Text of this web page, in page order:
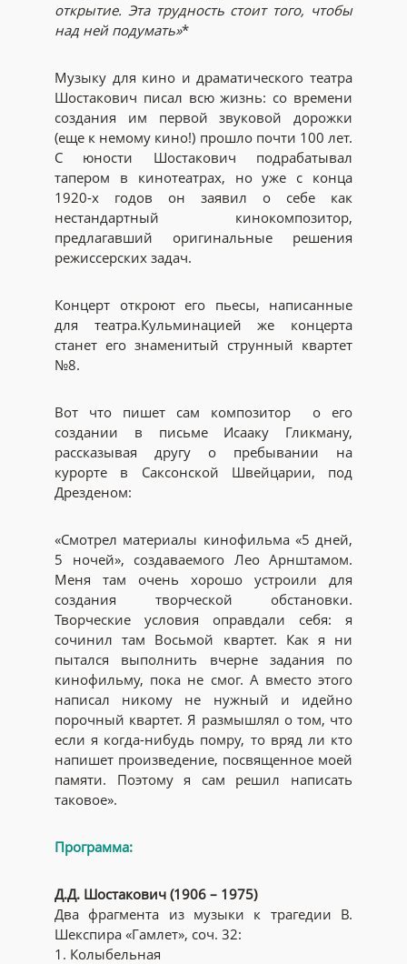
открытие. Эта трудность стоит того, чтобы
над ней подумать»*
Музыку для кино и драматического театра
Шостакович писал всю жизнь: со времени
создания им первой звуковой дорожки
(еще к немому кино!) прошло почти 100 лет.
С юности Шостакович подрабатывал
тапером в кинотеатрах, но уже с конца
1920-х годов он заявил о себе как
нестандартный кинокомпозитор,
предлагавший оригинальные решения
режиссерских задач.
Концерт откроют его пьесы, написанные
для театра.Кульминацией же концерта
станет его знаменитый струнный квартет
№8.
Вот что пишет сам композитор о его
создании в письме Исааку Гликману,
рассказывая другу о пребывании на
курорте в Саксонской Швейцарии, под
Дрезденом:
«Смотрел материалы кинофильма «5 дней,
5 ночей», создаваемого Лео Арнштамом.
Меня там очень хорошо устроили для
создания творческой обстановки.
Творческие условия оправдали себя: я
сочинил там Восьмой квартет. Как я ни
пытался выполнить вчерне задания по
кинофильму, пока не смог. А вместо этого
написал никому не нужный и идейно
порочный квартет. Я размышлял о том, что
если я когда-нибудь помру, то вряд ли кто
напишет произведение, посвященное моей
памяти. Поэтому я сам решил написать
таковое».
Программа:
Д.Д. Шостакович (1906 – 1975)
Два фрагмента из музыки к трагедии В.
Шекспира «Гамлет», соч. 32:
1. Колыбельная